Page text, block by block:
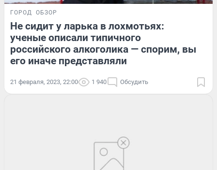
ГОРОД ОБЗОР
Не сидит у ларька в лохмотьях:
ученые описали типичного
российского алкоголика — спорим, вы
его иначе представляли
21 февраля, 2023, 22:00 1 940 Обсудить